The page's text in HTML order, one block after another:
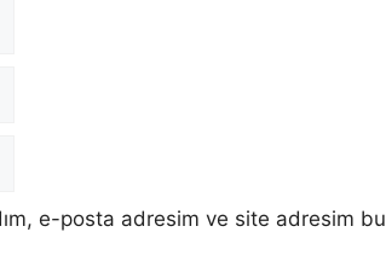
e-posta adresim ve site adresim bu